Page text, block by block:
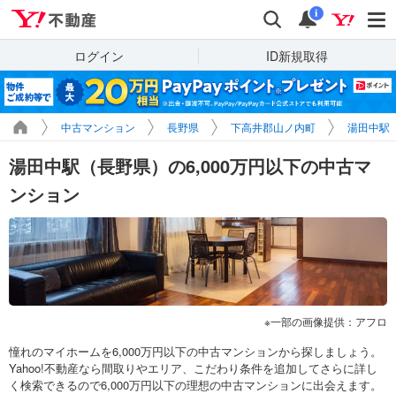
検索 通知
i
ログイン ID新規取得
中古マンション 長野県 下高井郡山ノ内町 湯田中駅
湯田中駅（長野県）の6,000万円以下の中古マ
ンション
一部の画像提供：アフロ
憧れのマイホームを6,000万円以下の中古マンションから探しましょう。
Yahoo!不動産なら間取りやエリア、こだわり条件を追加してさらに詳し
く検索できるので6,000万円以下の理想の中古マンションに出会えます。